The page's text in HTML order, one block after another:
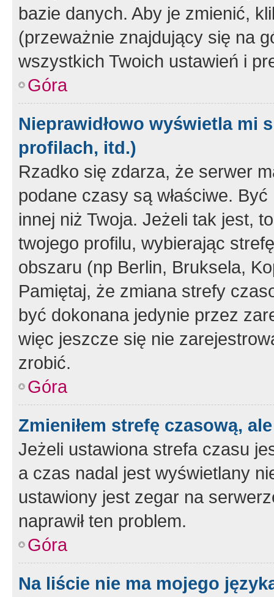
bazie danych. Aby je zmienić,
(przeważnie znajdujący się na
wszystkich Twoich ustawień i
Góra
Nieprawidłowo wyświetla mi
profilach, itd.)
Rzadko się zdarza, że serwer
podane czasy są właściwe.
innej niż Twoja. Jeżeli tak jest,
twojego profilu, wybierając
obszaru (np Berlin, Bruksela,
Pamiętaj, że zmiana strefy
być dokonana jedynie przez
więc jeszcze się nie
zrobić.
Góra
Zmieniłem strefę czasową,
Jeżeli ustawiona strefa czasu
a czas nadal jest wyświetlany
ustawiony jest zegar na
naprawił ten problem.
Góra
Na liście nie ma mojego